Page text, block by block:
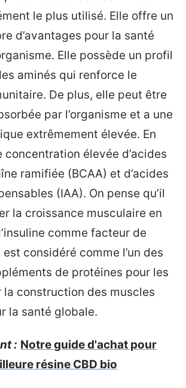
le plus utilisé. Elle offre un
d’avantages pour la santé
Elle possède un profil
aminés qui renforce le
De plus, elle peut être
par l’organisme et a une
extrêmement élevée. En
concentration élevée d’acides
ramifiée (BCAA) et d’acides
(IAA). On pense qu’il
la croissance musculaire en
comme facteur de
considéré comme l’un des
de protéines pour les
la construction des muscles
la santé globale.
: Notre guide d'achat pour
résine CBD bio